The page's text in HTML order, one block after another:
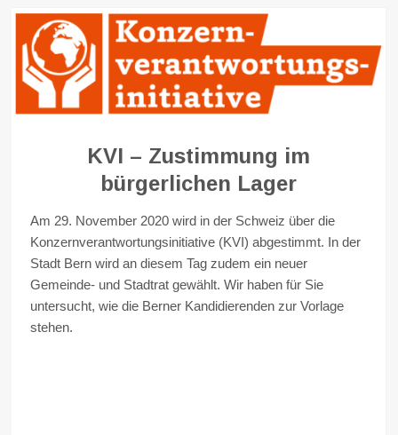
KVI – Zustimmung im
bürgerlichen Lager
Am 29. November 2020 wird in der Schweiz über die
Konzernverantwortungsinitiative (KVI) abgestimmt. In der
Stadt Bern wird an diesem Tag zudem ein neuer
Gemeinde- und Stadtrat gewählt. Wir haben für Sie
untersucht, wie die Berner Kandidierenden zur Vorlage
stehen.